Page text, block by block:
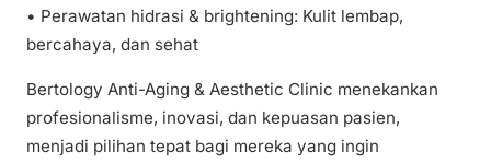
• Perawatan hidrasi & brightening: Kulit lembap,
bercahaya, dan sehat
Bertology Anti-Aging & Aesthetic Clinic menekankan
profesionalisme, inovasi, dan kepuasan pasien,
menjadi pilihan tepat bagi mereka yang ingin